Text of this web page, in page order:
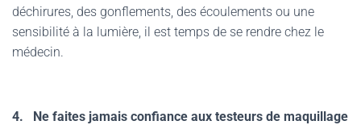
déchirures, des gonflements, des écoulements ou une
sensibilité à la lumière, il est temps de se rendre chez le
médecin.
4. Ne faites jamais confiance aux testeurs de maquillage